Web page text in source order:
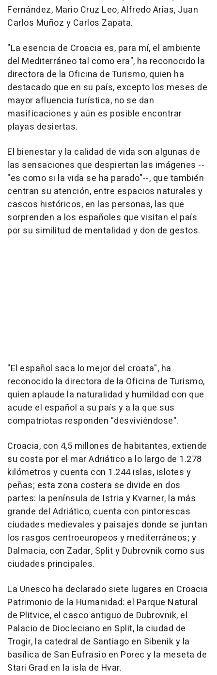
Fernández, Mario Cruz Leo, Alfredo Arias, Juan
Carlos Muñoz y Carlos Zapata.
"La esencia de Croacia es, para mí, el ambiente
del Mediterráneo tal como era", ha reconocido la
directora de la Oficina de Turismo, quien ha
destacado que en su país, excepto los meses de
mayor afluencia turística, no se dan
masificaciones y aún es posible encontrar
playas desiertas.
El bienestar y la calidad de vida son algunas de
las sensaciones que despiertan las imágenes --
"es como si la vida se ha parado"--, que también
centran su atención, entre espacios naturales y
cascos históricos, en las personas, las que
sorprenden a los españoles que visitan el país
por su similitud de mentalidad y don de gestos.
"El español saca lo mejor del croata", ha
reconocido la directora de la Oficina de Turismo,
quien aplaude la naturalidad y humildad con que
acude el español a su país y a la que sus
compatriotas responden "desviviéndose".
Croacia, con 4,5 millones de habitantes, extiende
su costa por el mar Adriático a lo largo de 1.278
kilómetros y cuenta con 1.244 islas, islotes y
peñas; esta zona costera se divide en dos
partes: la península de Istria y Kvarner, la más
grande del Adriático, cuenta con pintorescas
ciudades medievales y paisajes donde se juntan
los rasgos centroeuropeos y mediterráneos; y
Dalmacia, con Zadar, Split y Dubrovnik como sus
ciudades principales.
La Unesco ha declarado siete lugares en Croacia
Patrimonio de la Humanidad: el Parque Natural
de Plitvice, el casco antiguo de Dubrovnik, el
Palacio de Diocleciano en Split, la ciudad de
Trogir, la catedral de Santiago en Sibenik y la
basílica de San Eufrasio en Porec y la meseta de
Stari Grad en la isla de Hvar.